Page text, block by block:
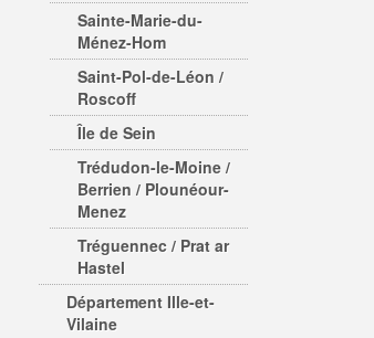
Sainte-Marie-du-
Ménez-Hom
Saint-Pol-de-Léon /
Roscoff
Île de Sein
Trédudon-le-Moine /
Berrien / Plounéour-
Menez
Tréguennec / Prat ar
Hastel
Département Ille-et-
Vilaine